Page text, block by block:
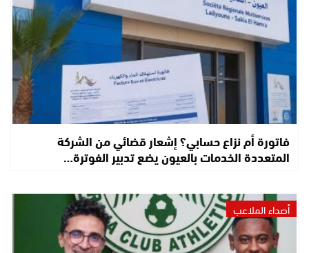
فاتورة أم نزاع حسابي؟ إشعار قضائي من الشركة
المتعددة الخدمات بالعيون يضع تدبير الفوترة…
أصداء الملاعب